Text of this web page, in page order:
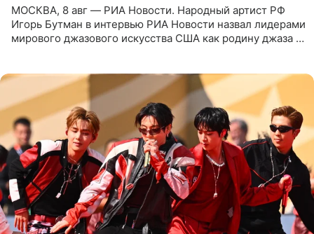
МОСКВА, 8 авг — РИА Новости. Народный артист РФ
Игорь Бутман в интервью РИА Новости назвал лидерами
мирового джазового искусства США как родину джаза и